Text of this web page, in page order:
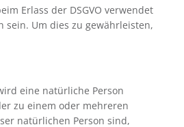
Erlass der DSGVO verwendet
Um dies zu gewährleisten,
eine natürliche Person
zu einem oder mehreren
natürlichen Person sind,